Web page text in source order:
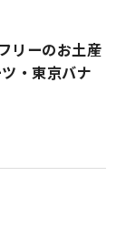
リーのお土産
・東京バナ